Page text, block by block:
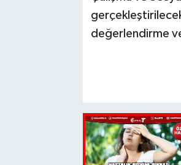
değerlendirme